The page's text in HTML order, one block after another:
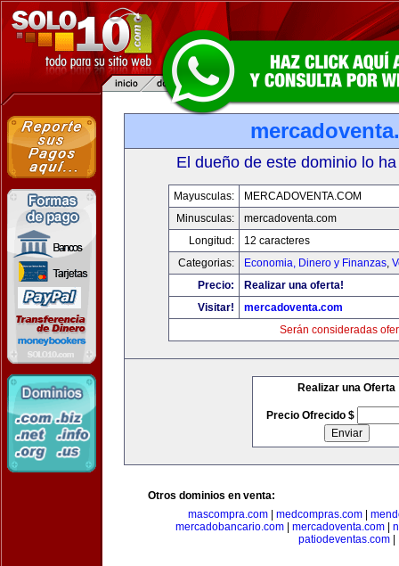
El dueño de este dominio lo
Mayusculas:
MERCADOVENTA.COM
Minusculas:
mercadoventa.com
Longitud:
12 caracteres
Categorias:
Economia, Dinero y Finanzas,
Precio:
Realizar una oferta!
Visitar!
mercadoventa.com
Serán consideradas
Realizar una Oferta
Precio Ofrecido $
Otros dominios en venta:
mascompra.com| medcompras.com|
mercadobancario.com| mercadoventa.com|
patiodeventas.com|